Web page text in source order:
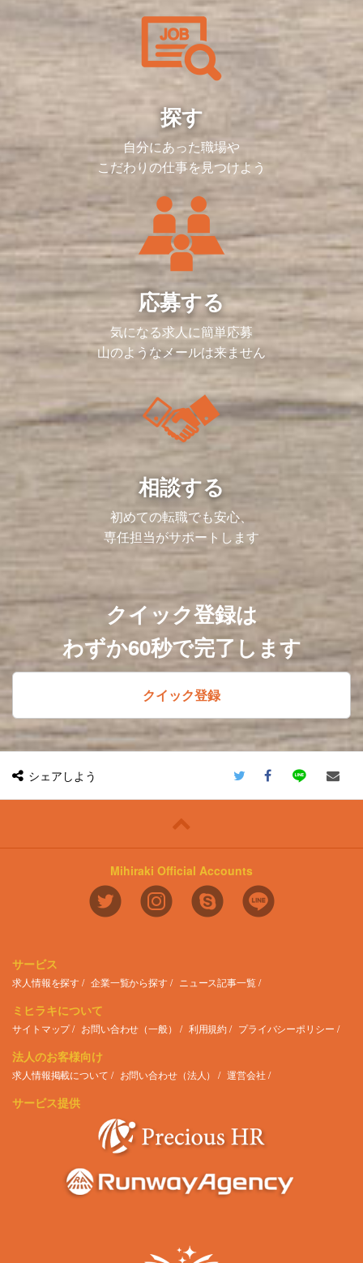
探す
自分にあった職場や
こだわりの仕事を見つけよう
応募する
気になる求人に簡単応募
山のようなメールは来ません
相談する
初めての転職でも安心、
専任担当がサポートします
クイック登録は
わずか60秒で完了します
クイック登録
シェアしよう
Mihiraki Official Accounts
サービス
求人情報を探す 企業一覧から探す ニュース記事一覧
ミヒラキについて
サイトマップ お問い合わせ（一般） 利用規約 プライバシーポリシー
法人のお客様向け
求人情報掲載について お問い合わせ（法人） 運営会社
サービス提供